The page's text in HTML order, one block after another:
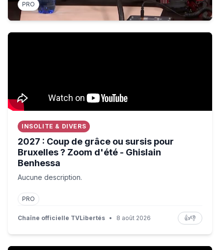
PRO
2027 : Coup de grâce ou sursis pour Bruxelles ? Zoom
INSOLITE & DIVERS
2027 : Coup de grâce ou sursis pour
Bruxelles ? Zoom d'été - Ghislain
Benhessa
Aucune description.
PRO
Chaîne officielle TVLibertés • 8 août 2026 👍👎